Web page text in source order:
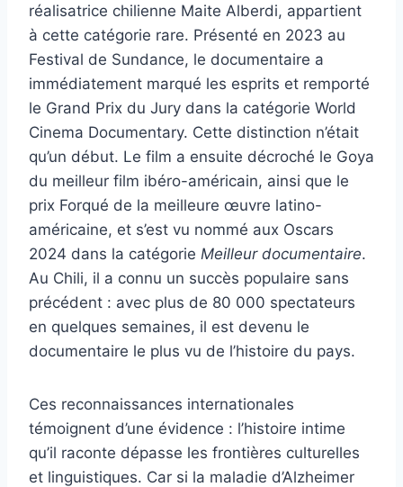
réalisatrice chilienne Maite Alberdi, appartient
à cette catégorie rare. Présenté en 2023 au
Festival de Sundance, le documentaire a
immédiatement marqué les esprits et remporté
le Grand Prix du Jury dans la catégorie World
Cinema Documentary. Cette distinction n’était
qu’un début. Le film a ensuite décroché le Goya
du meilleur film ibéro-américain, ainsi que le
prix Forqué de la meilleure œuvre latino-
américaine, et s’est vu nommé aux Oscars
2024 dans la catégorie Meilleur documentaire.
Au Chili, il a connu un succès populaire sans
précédent : avec plus de 80 000 spectateurs
en quelques semaines, il est devenu le
documentaire le plus vu de l’histoire du pays.
Ces reconnaissances internationales
témoignent d’une évidence : l’histoire intime
qu’il raconte dépasse les frontières culturelles
et linguistiques. Car si la maladie d’Alzheimer